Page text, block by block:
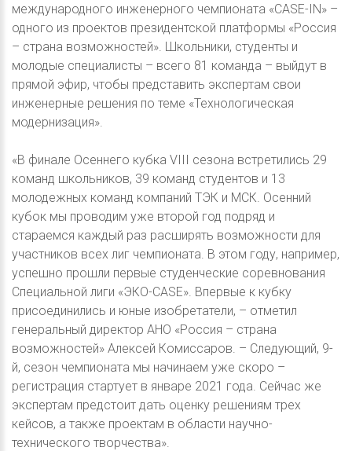
международного инженерного чемпионата «CASE-IN» –
одного из проектов президентской платформы «Россия
– страна возможностей». Школьники, студенты и
молодые специалисты – всего 81 команда – выйдут в
прямой эфир, чтобы представить экспертам свои
инженерные решения по теме «Технологическая
модернизация».
«В финале Осеннего кубка VIII сезона встретились 29
команд школьников, 39 команд студентов и 13
молодежных команд компаний ТЭК и МСК. Осенний
кубок мы проводим уже второй год подряд и
стараемся каждый раз расширять возможности для
участников всех лиг чемпионата. В этом году, например,
успешно прошли первые студенческие соревнования
Специальной лиги «ЭКО-CASE». Впервые к кубку
присоединились и юные изобретатели, – отметил
генеральный директор АНО «Россия – страна
возможностей» Алексей Комиссаров. – Следующий, 9-
й, сезон чемпионата мы начинаем уже скоро –
регистрация стартует в январе 2021 года. Сейчас же
экспертам предстоит дать оценку решениям трех
кейсов, а также проектам в области научно-
технического творчества».